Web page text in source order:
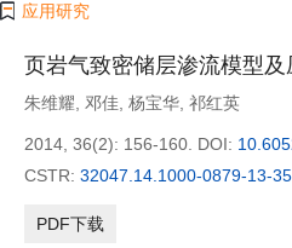
应用研究
页岩气致密储层渗流模型
朱维耀 邓佳 杨宝华 祁红英
2014, 36(2): 156-160. DOI:
CSTR: 32047.14.1000-0879-13-
PDF下载